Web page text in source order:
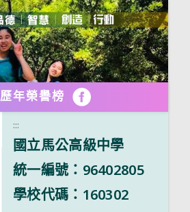
歷年榮譽榜 FB
:::
國立馬公高級中學
統一編號：96402805
學校代碼：160302